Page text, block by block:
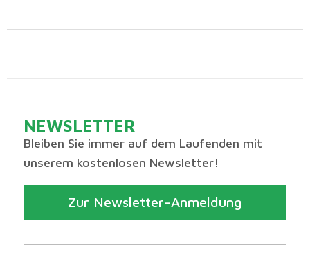
NEWSLETTER
Bleiben Sie immer auf dem Laufenden mit
unserem kostenlosen Newsletter!
Zur Newsletter-Anmeldung